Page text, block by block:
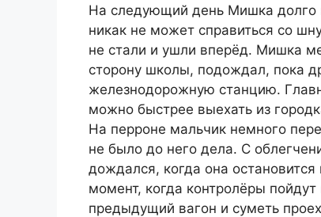
На следующий день Мишка долго
никак не может справиться со
не стали и ушли вперёд. Мишка
сторону школы, подождал, пока
железнодорожную станцию.
можно быстрее выехать из
На перроне мальчик немного
не было до него дела. С
дождался, когда она
момент, когда контролёры
предыдущий вагон и суметь